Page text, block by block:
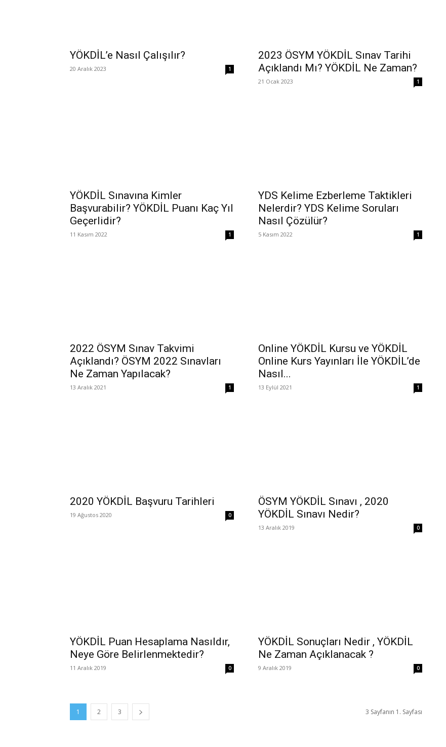
YÖKDİL’e Nasıl Çalışılır?
20 Aralık 2023 1
2023 ÖSYM YÖKDİL Sınav Tarihi
Açıklandı Mı? YÖKDİL Ne Zaman?
21 Ocak 2023 1
YÖKDİL Sınavına Kimler
Başvurabilir? YÖKDİL Puanı Kaç Yıl
Geçerlidir?
11 Kasım 2022 1
YDS Kelime Ezberleme Taktikleri
Nelerdir? YDS Kelime Soruları
Nasıl Çözülür?
5 Kasım 2022 1
2022 ÖSYM Sınav Takvimi
Açıklandı? ÖSYM 2022 Sınavları
Ne Zaman Yapılacak?
13 Aralık 2021 1
Online YÖKDİL Kursu ve YÖKDİL
Online Kurs Yayınları İle YÖKDİL’de
Nasıl...
13 Eylül 2021 1
2020 YÖKDİL Başvuru Tarihleri
19 Ağustos 2020 0
ÖSYM YÖKDİL Sınavı , 2020
YÖKDİL Sınavı Nedir?
13 Aralık 2019 0
YÖKDİL Puan Hesaplama Nasıldır,
Neye Göre Belirlenmektedir?
11 Aralık 2019 0
YÖKDİL Sonuçları Nedir , YÖKDİL
Ne Zaman Açıklanacak ?
9 Aralık 2019 0
1 2 3 3 Sayfanın 1. Sayfası